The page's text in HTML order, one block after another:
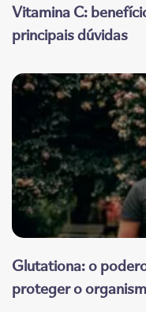
Vitamina C:
principais dúvidas
Glutationa: o
proteger o